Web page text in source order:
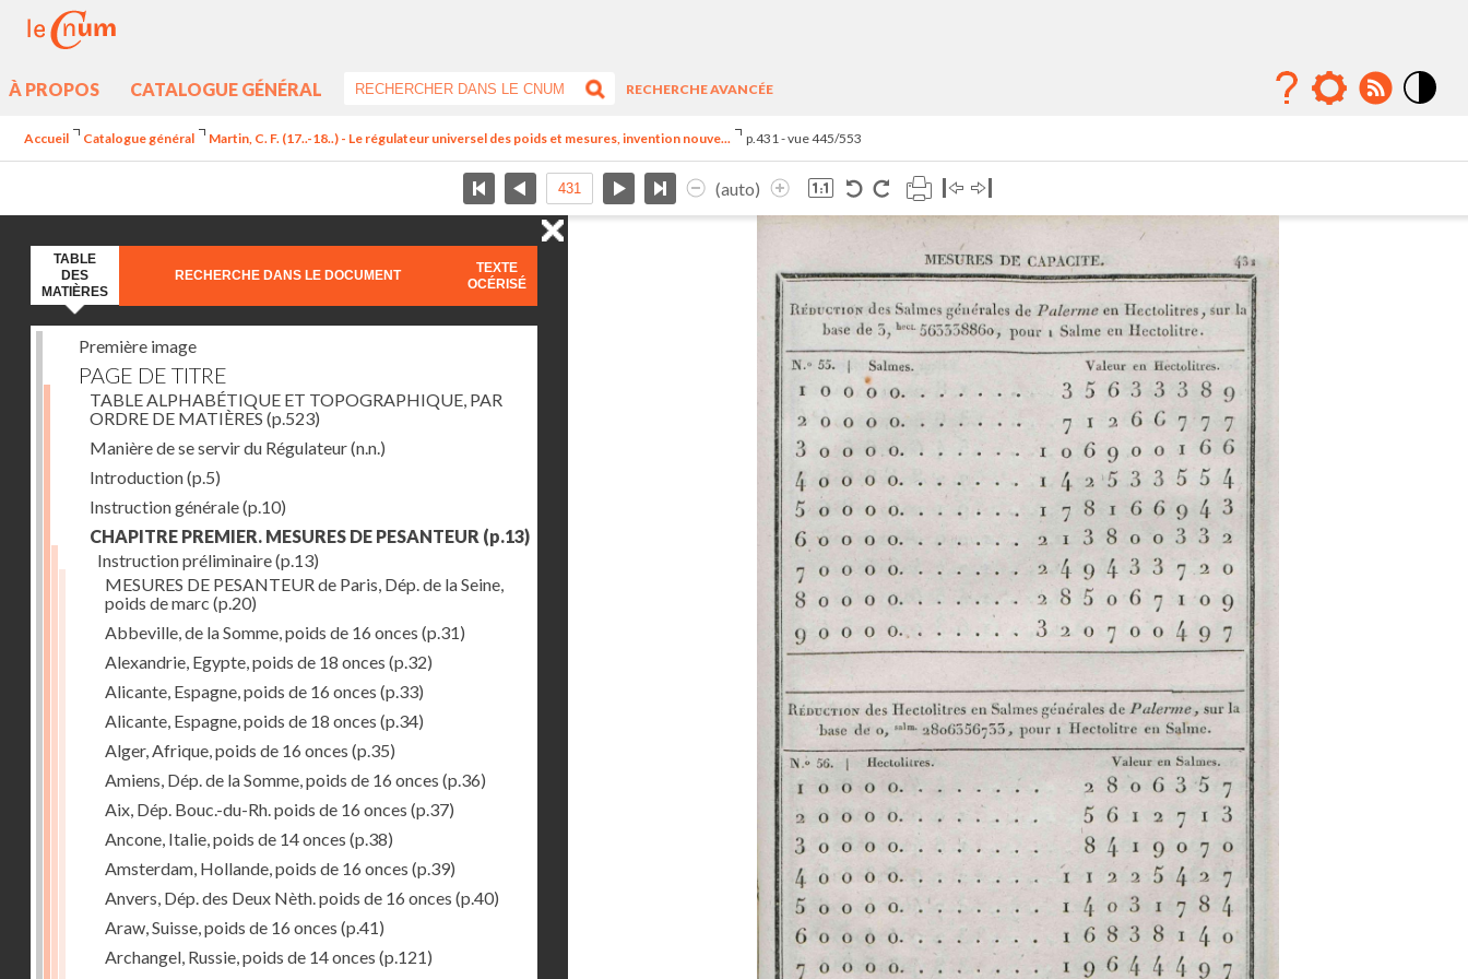
À PROPOS CATALOGUE GÉNÉRAL
RECHERCHE AVANCÉE
Accueil Catalogue général Martin, C. F. (17..-18..) - Le régulateur universel des poids et mesures, invention nouve... p.431 - vue 445/553
(auto)
TABLE
DES
MATIÈRES
RECHERCHE DANS LE DOCUMENT
TEXTE
OCÉRISÉ
Première image
PAGE DE TITRE
TABLE ALPHABÉTIQUE ET TOPOGRAPHIQUE, PAR
ORDRE DE MATIÈRES (p.523)
Manière de se servir du Régulateur(n.n.)
Introduction(p.5)
Instruction générale(p.10)
CHAPITRE PREMIER. MESURES DE PESANTEUR (p.13)
Instruction préliminaire(p.13)
MESURES DE PESANTEUR de Paris, Dép. de la Seine,
poids de marc (p.20)
Abbeville, de la Somme, poids de 16 onces (p.31)
Alexandrie, Egypte, poids de 18 onces (p.32)
Alicante, Espagne, poids de 16 onces (p.33)
Alicante, Espagne, poids de 18 onces (p.34)
Alger, Afrique, poids de 16 onces (p.35)
Amiens, Dép. de la Somme, poids de 16 onces (p.36)
Aix, Dép. Bouc.-du-Rh. poids de 16 onces (p.37)
Ancone, Italie, poids de 14 onces (p.38)
Amsterdam, Hollande, poids de 16 onces (p.39)
Anvers, Dép. des Deux Nèth. poids de 16 onces (p.40)
Araw, Suisse, poids de 16 onces (p.41)
Archangel, Russie, poids de 14 onces (p.121)